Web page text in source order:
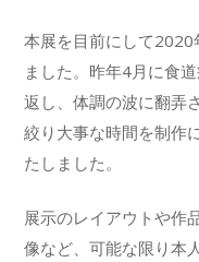
本展を目前にして
ました。昨年4月に食
返し、体調の波に翻弄
絞り大事な時間を制作
たしました。
展示のレイアウトや作
像など、可能な限り本